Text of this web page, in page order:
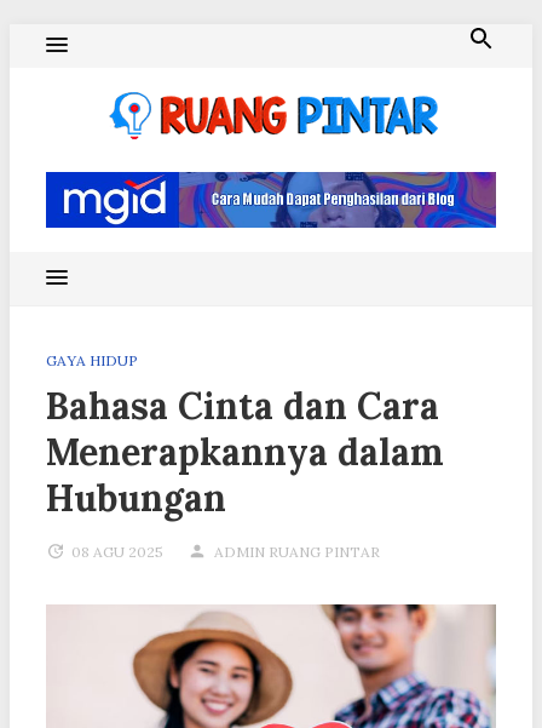
GAYA HIDUP
Bahasa Cinta dan Cara
Menerapkannya dalam
Hubungan
08 AGU 2025 ADMIN RUANG PINTAR